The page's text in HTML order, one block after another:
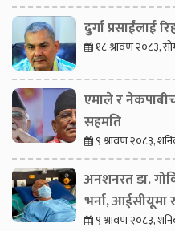
दुर्गा प्रसाईंलाई
१८ श्रावण २०८३,
एमाले र
सहमति
९ श्रावण २०८३,
अनशनरत डा.
भर्ना,
९ श्रावण २०८३,